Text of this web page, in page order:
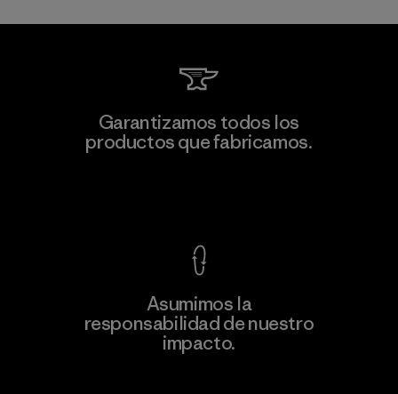
información
Supertex S.A.
Factory
Garantizamos todos los
productos que fabricamos.
Asumimos la
responsabilidad de nuestro
impacto.